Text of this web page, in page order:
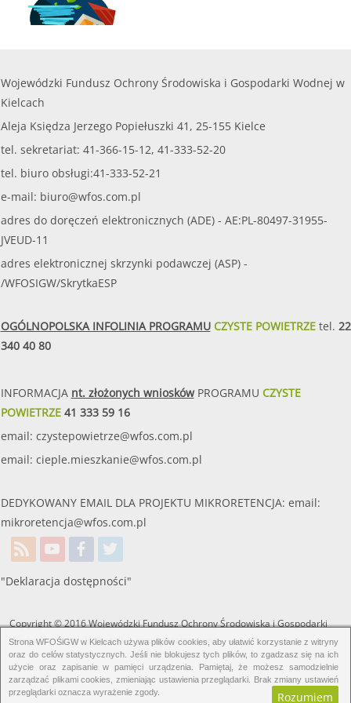
05.01.2017
„Dofinansowanie zakupu i montażu przydomowych
Wojewódzki Fundusz Ochrony Środowiska i Gospodarki Wodnej w
Kielcach
Aleja Księdza Jerzego Popiełuszki 41, 25-155 Kielce
tel. sekretariat: 41-366-15-12, 41-333-52-20
tel. biuro obsługi:41-333-52-21
e-mail: biuro@wfos.com.pl
adres do doręczeń elektronicznych (ADE) - AE:PL-80497-31955-
JVEUD-11
adres elektronicznej skrzynki podawczej (ASP) -
/WFOSIGW/SkrytkaESP
OGÓLNOPOLSKA INFOLINIA PROGRAMUCZYSTE POWIETRZEtel. 22
340 40 80
INFORMACJA nt. złożonych wnioskówPROGRAMU CZYSTE
POWIETRZE41 333 59 16
email: czystepowietrze@wfos.com.pl
email: cieple.mieszkanie@wfos.com.pl
DEDYKOWANY EMAIL DLA PROJEKTU MIKRORETENCJA: email:
mikroretencja@wfos.com.pl
"Deklaracja dostępności"
Copyright © 2016 Wojewódzki Fundusz Ochrony Środowiska i Gospodarki
Wodnej w Kielcach. Wszelkie prawa zastrzeżone.
Strona WFOŚiGW w Kielcach używa plików cookies, aby ułatwić korzystanie z witryny
oraz do celów statystycznych. Jeśli nie blokujesz tych plików, to zgadzasz się na ich
użycie oraz zapisanie w pamięci urządzenia. Pamiętaj, że możesz samodzielnie
zarządzać plikami cookies, zmieniając ustawienia przeglądarki. Brak zmiany ustawień
przeglądarki oznacza wyrażenie zgody.
Rozumiem